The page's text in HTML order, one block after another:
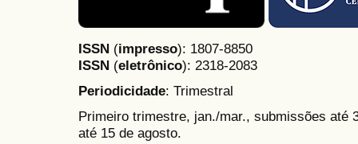
ISSN (impresso): 1807-8850
ISSN (eletrônico): 2318-2083
Periodicidade: Trimestral
Primeiro trimestre, jan./mar., submissões até
até 15 de agosto.